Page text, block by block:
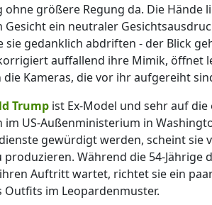
größere Regung da. Die Hände
ein neutraler
gedanklich abdriften - der Blick
auffallend ihre Mimik, öffnet
Kameras, die vor ihr aufgereiht
Trump ist Ex-Model und sehr auf
im US-Außenministerium in
gewürdigt werden, scheint sie
Während die 54-Jährige
Auftritt wartet, richtet sie ein
im Leopardenmuster.